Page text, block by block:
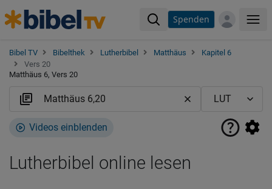
Spenden
Bibel TV Bibelthek Lutherbibel Matthäus
Kapitel 6
Vers 20
Matthäus 6, Vers 20
Videos einblenden
Lutherbibel online lesen